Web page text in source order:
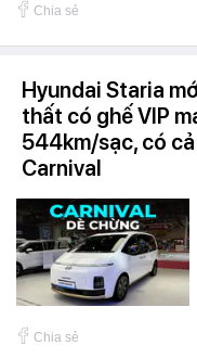
Chia sẻ
Hyundai Staria
thất có ghế VIP
544km/sạc, có
Carnival
Chia sẻ